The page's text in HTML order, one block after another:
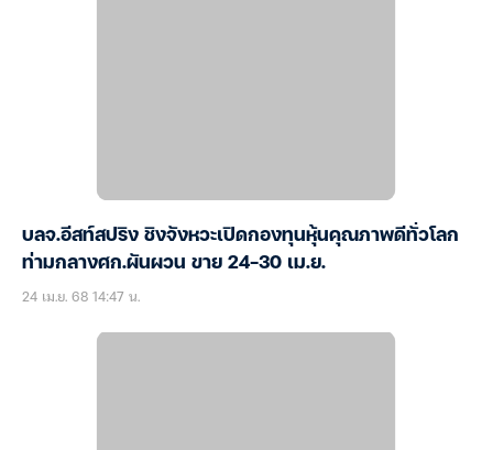
บลจ.อีสท์สปริง ชิงจังหวะเปิดกองทุนหุ้นคุณภาพดีทั่วโลก
ท่ามกลางศก.ผันผวน ขาย 24-30 เม.ย.
24 เม.ย. 68 14:47 น.